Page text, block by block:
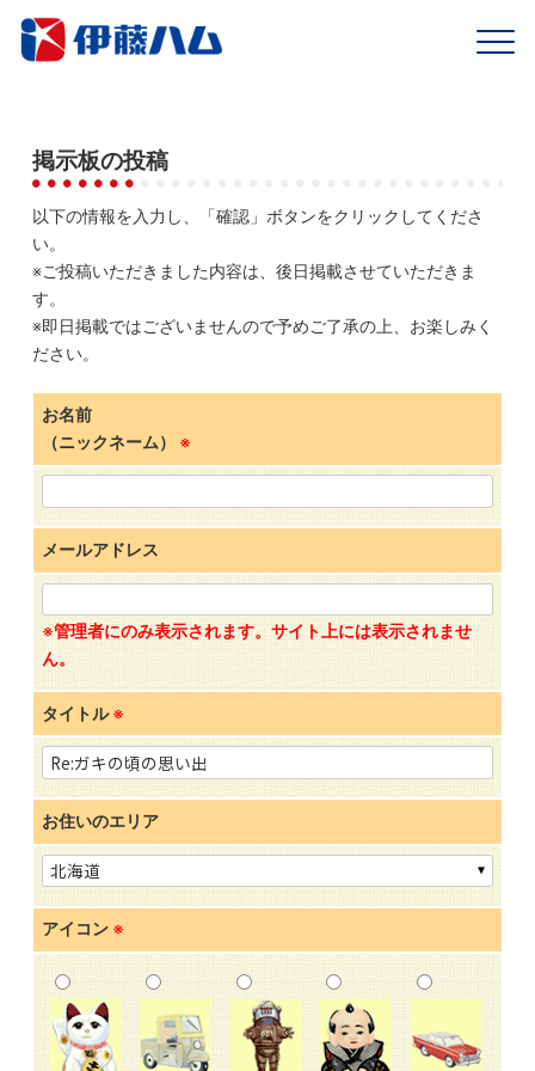
ホーム
掲示板
掲示板の投稿
以下の情報を入力し、「確認」ボタンをクリックしてくださ
い。
※ご投稿いただきました内容は、後日掲載させていただきま
す。
※即日掲載ではございませんので予めご了承の上、お楽しみく
ださい。
お名前
（ニックネーム）
※
メールアドレス
※管理者にのみ表示されます。サイト上には表示されませ
ん。
タイトル ※
お住いのエリア
アイコン ※